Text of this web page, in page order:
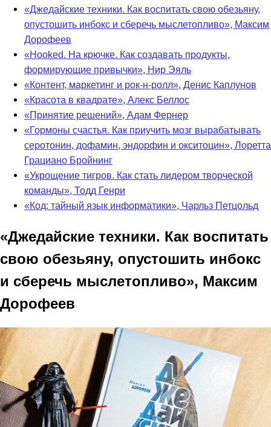
«Джедайские техники. Как воспитать свою обезьяну,
опустошить инбокс и сберечь мыслетопливо», Максим
Дорофеев
«Hooked. На крючке. Как создавать продукты,
формирующие привычки», Нир Эяль
«Контент, маркетинг и рок-н-ролл», Денис Каплунов
«Красота в квадрате», Алекс Беллос
«Принятие решений», Адам Фернер
«Гормоны счастья. Как приучить мозг вырабатывать
серотонин, дофамин, эндорфин и окситоцин», Лоретта
Грациано Бройнинг
«Укрощение тигров. Как стать лидером творческой
команды», Тодд Генри
«Код: тайный язык информатики», Чарльз Петцольд
«Джедайские техники. Как воспитать
свою обезьяну, опустошить инбокс
и сберечь мыслетопливо», Максим
Дорофеев